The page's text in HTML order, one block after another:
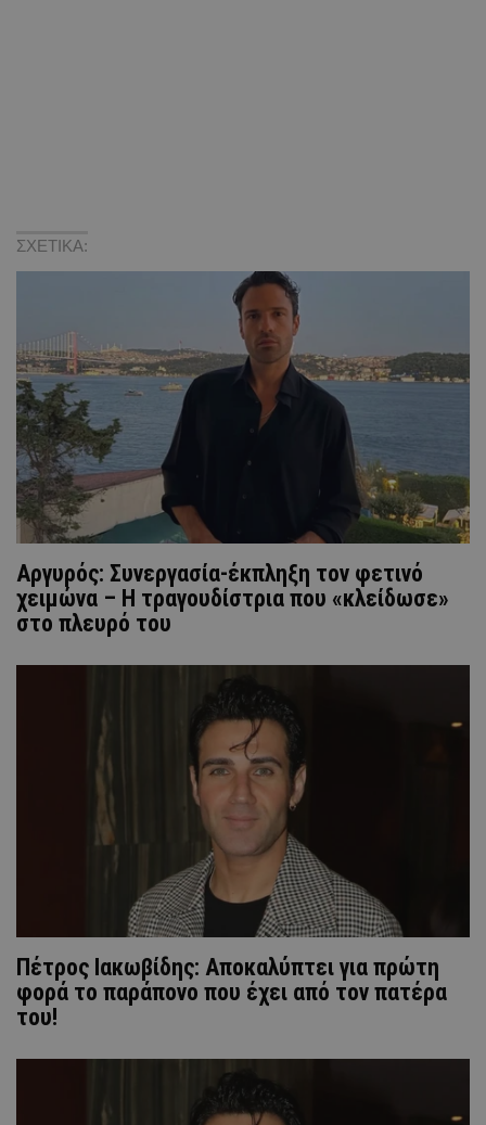
ΣΧΕΤΙΚΑ:
Αργυρός: Συνεργασία-έκπληξη τον φετινό
χειμώνα – Η τραγουδίστρια που «κλείδωσε»
στο πλευρό του
Πέτρος Ιακωβίδης: Αποκαλύπτει για πρώτη
φορά το παράπονο που έχει από τον πατέρα
του!